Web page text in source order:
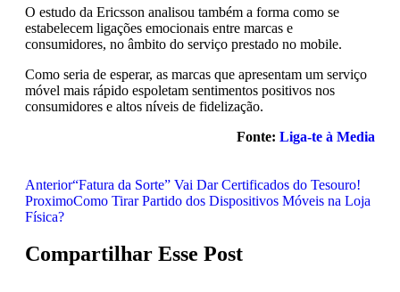
O estudo da Ericsson analisou também a forma como se
estabelecem ligações emocionais entre marcas e
consumidores, no âmbito do serviço prestado no mobile.
Como seria de esperar, as marcas que apresentam um serviço
móvel mais rápido espoletam sentimentos positivos nos
consumidores e altos níveis de fidelização.
Fonte: Liga-te à Media
Anterior“Fatura da Sorte” Vai Dar Certificados do Tesouro!
ProximoComo Tirar Partido dos Dispositivos Móveis na Loja
Física?
Compartilhar Esse Post